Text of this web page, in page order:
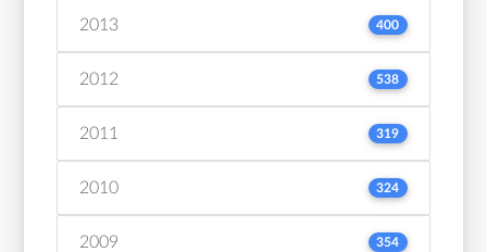
2013 400
2012 538
2011 319
2010 324
2009 354